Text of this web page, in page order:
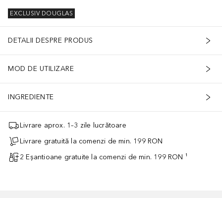
EXCLUSIV DOUGLAS
DETALII DESPRE PRODUS
MOD DE UTILIZARE
INGREDIENTE
Livrare aprox. 1–3 zile lucrătoare
Livrare gratuită la comenzi de min. 199 RON
2 Eșantioane gratuite la comenzi de min. 199 RON ¹